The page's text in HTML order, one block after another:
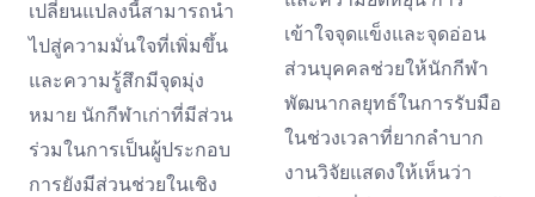
เปลี่ยนแปลงนี้สามารถนำ
ไปสู่ความมั่นใจที่เพิ่มขึ้น
และความรู้สึกมีจุดมุ่ง
หมาย นักกีฬาเก่าที่มีส่วน
ร่วมในการเป็นผู้ประกอบ
การยังมีส่วนช่วยในเชิง
เข้าใจจุดแข็งและจุดอ่อน
ส่วนบุคคลช่วยให้นักกีฬา
พัฒนากลยุทธ์ในการรับมือ
ในช่วงเวลาที่ยากลำบาก
งานวิจัยแสดงให้เห็นว่า